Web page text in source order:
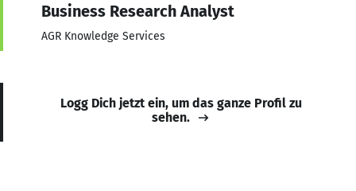
Business Research Analyst
AGR Knowledge Services
Logg Dich jetzt ein, um das ganze Profil zu
sehen.